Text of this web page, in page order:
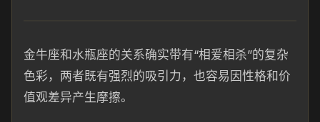
金牛座和水瓶座的关系确实带有“相爱相杀”的复杂
色彩，两者既有强烈的吸引力，也容易因性格和价
值观差异产生摩擦。